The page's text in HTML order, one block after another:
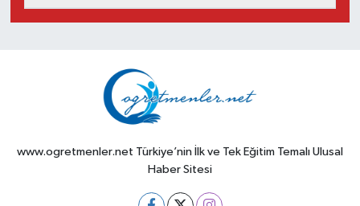
www.ogretmenler.net Türkiye’nin İlk ve Tek Eğitim Temalı Ulusal
Haber Sitesi